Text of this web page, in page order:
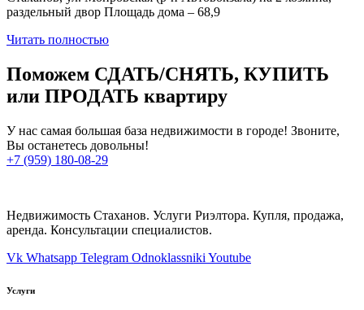
раздельный двор Площадь дома – 68,9
Читать полностью
Поможем СДАТЬ/СНЯТЬ, КУПИТЬ
или ПРОДАТЬ квартиру
У нас самая большая база недвижимости в городе! Звоните,
Вы останетесь довольны!
+7 (959) 180-08-29
Недвижимость Стаханов. Услуги Риэлтора. Купля, продажа,
аренда. Консультации специалистов.
Vk Whatsapp Telegram Odnoklassniki Youtube
Услуги